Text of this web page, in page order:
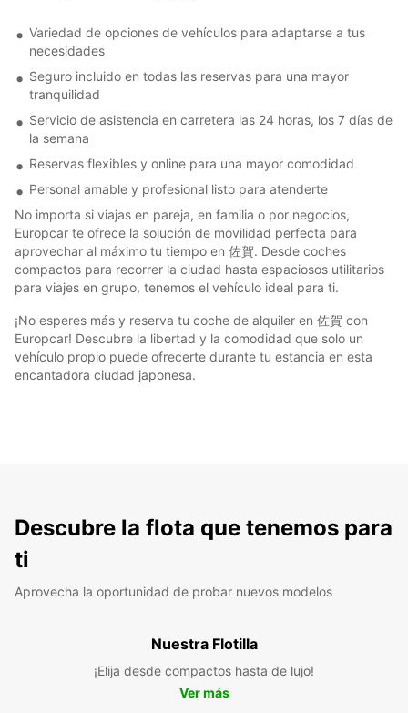
Variedad de opciones de vehículos para adaptarse a tus
necesidades
Seguro incluido en todas las reservas para una mayor
tranquilidad
Servicio de asistencia en carretera las 24 horas, los 7 días de
la semana
Reservas flexibles y online para una mayor comodidad
Personal amable y profesional listo para atenderte
No importa si viajas en pareja, en familia o por negocios,
Europcar te ofrece la solución de movilidad perfecta para
aprovechar al máximo tu tiempo en 佐賀. Desde coches
compactos para recorrer la ciudad hasta espaciosos utilitarios
para viajes en grupo, tenemos el vehículo ideal para ti.
¡No esperes más y reserva tu coche de alquiler en 佐賀 con
Europcar! Descubre la libertad y la comodidad que solo un
vehículo propio puede ofrecerte durante tu estancia en esta
encantadora ciudad japonesa.
Descubre la flota que tenemos para
ti
Aprovecha la oportunidad de probar nuevos modelos
Nuestra Flotilla
¡Elija desde compactos hasta de lujo!
Ver más